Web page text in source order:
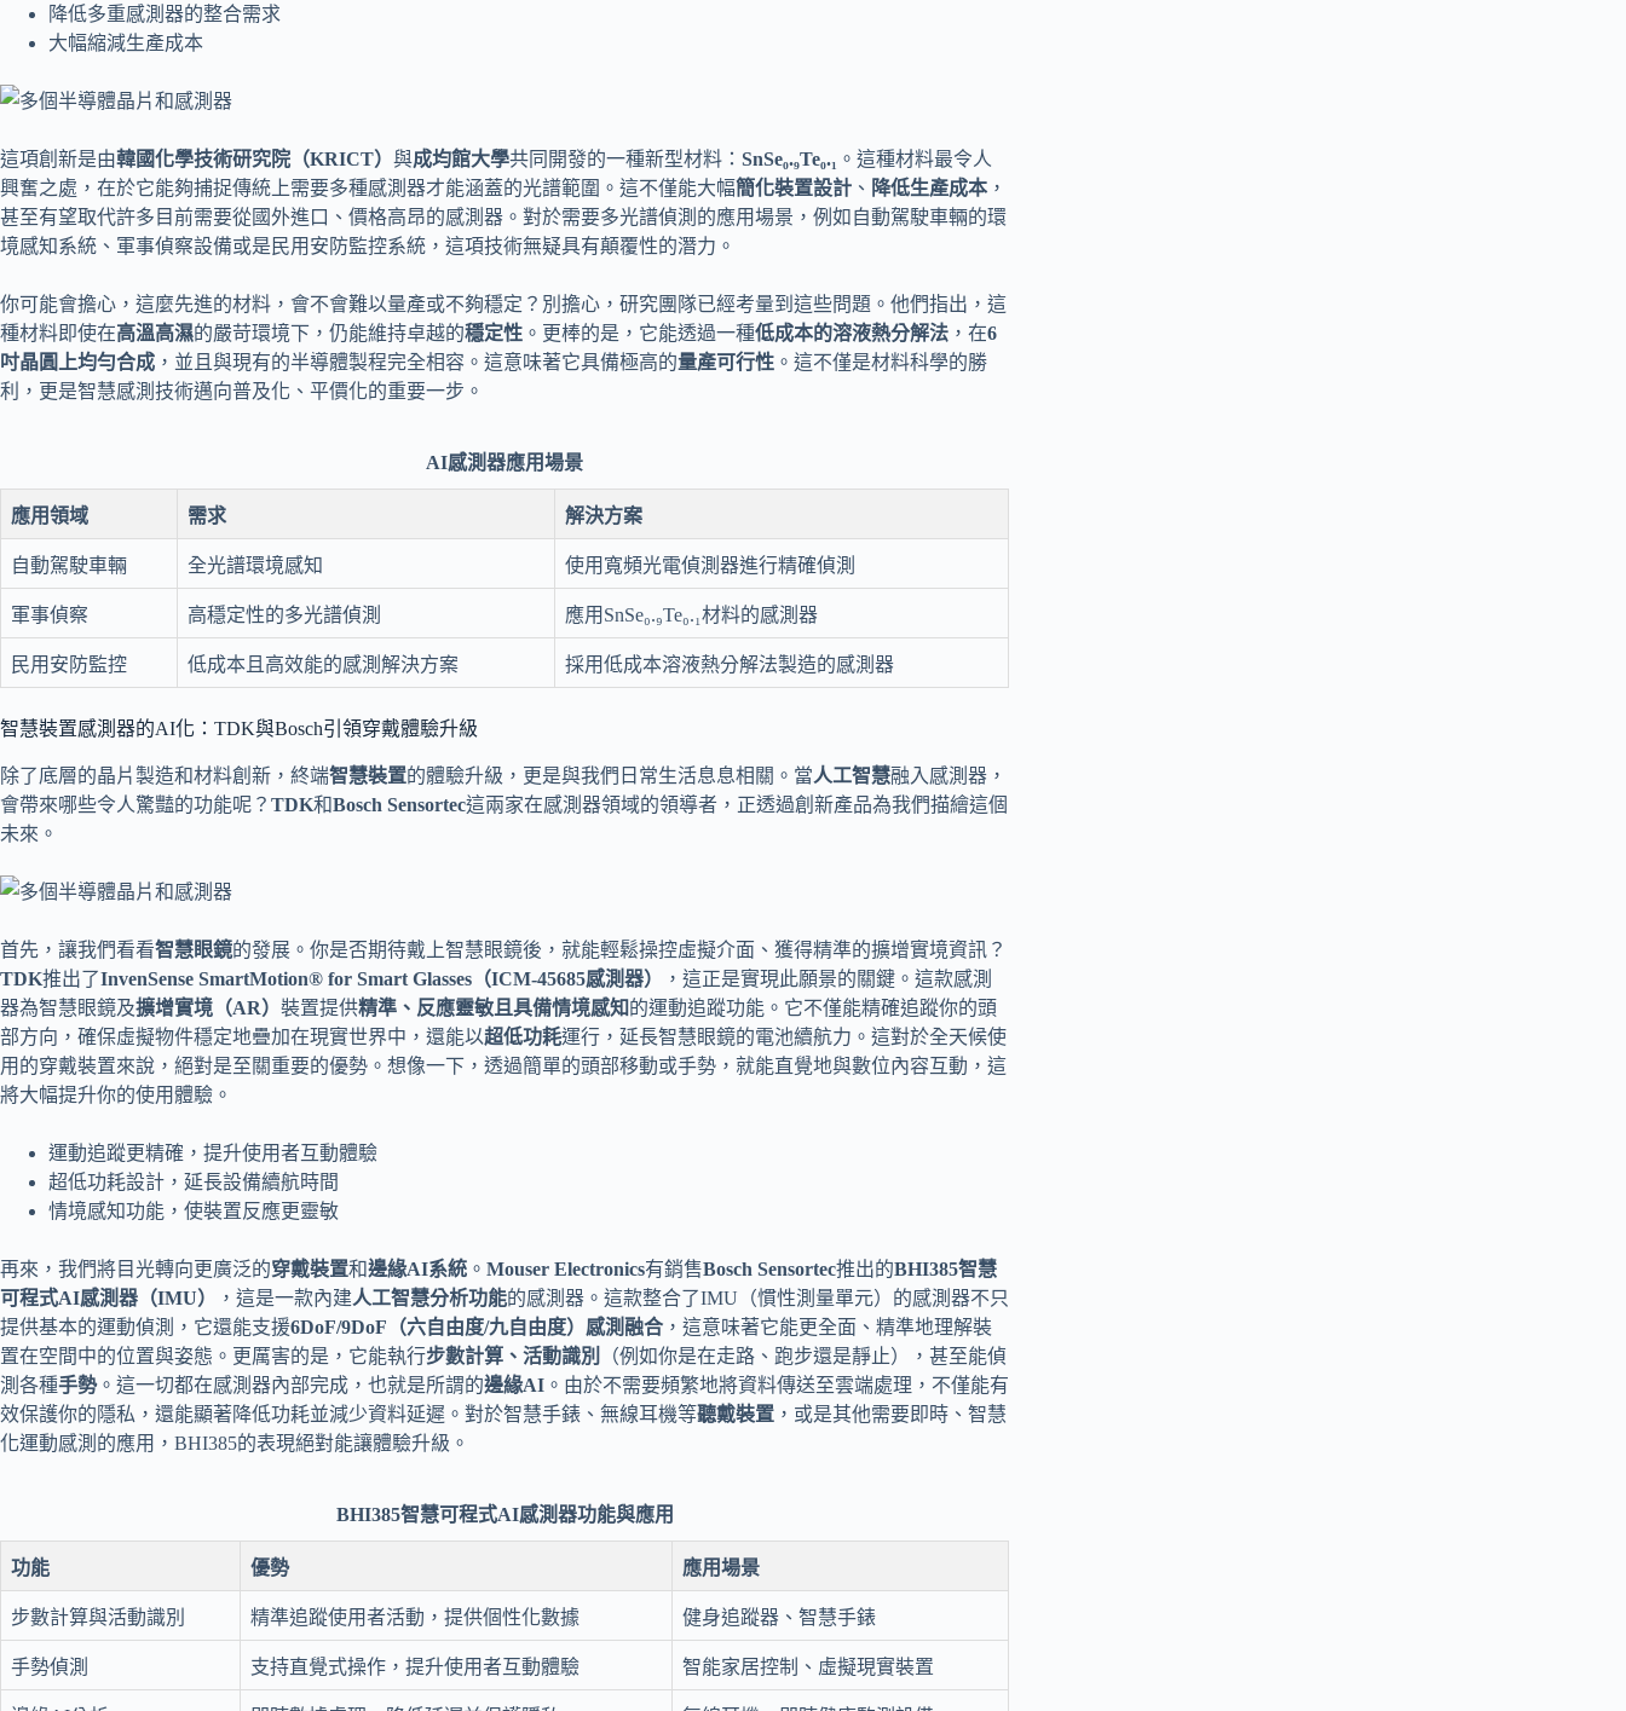
降低多重感測器的整合需求
大幅縮減生產成本
這項創新是由韓國化學技術研究院（KRICT） 與成均館大學共同開發的一種新型材料： SnSe₀.₉Te₀.₁ 。這種材料最令人
興奮之處，在於它能夠捕捉傳統上需要多種感測器才能涵蓋的光譜範圍。這不僅能大幅簡化裝置設計 、 降低生產成本 ，
甚至有望取代許多目前需要從國外進口、價格高昂的感測器。對於需要多光譜偵測的應用場景，例如自動駕駛車輛的環
境感知系統、軍事偵察設備或是民用安防監控系統，這項技術無疑具有顛覆性的潛力。
你可能會擔心，這麼先進的材料，會不會難以量產或不夠穩定？別擔心，研究團隊已經考量到這些問題。他們指出，這
種材料即使在高溫高濕的嚴苛環境下，仍能維持卓越的穩定性 。更棒的是，它能透過一種低成本的溶液熱分解法 ，在6
吋晶圓上均勻合成 ，並且與現有的半導體製程完全相容。這意味著它具備極高的量產可行性 。這不僅是材料科學的勝
利，更是智慧感測技術邁向普及化、平價化的重要一步。
AI感測器應用場景
應用領域 需求 解決方案
自動駕駛車輛 全光譜環境感知 使用寬頻光電偵測器進行精確偵測
軍事偵察 高穩定性的多光譜偵測 應用SnSe₀.₉Te₀.₁材料的感測器
民用安防監控 低成本且高效能的感測解決方案 採用低成本溶液熱分解法製造的感測器
智慧裝置感測器的AI化：TDK與Bosch引領穿戴體驗升級
除了底層的晶片製造和材料創新，終端智慧裝置的體驗升級，更是與我們日常生活息息相關。當人工智慧融入感測器，
會帶來哪些令人驚豔的功能呢？ TDK和Bosch Sensortec這兩家在感測器領域的領導者，正透過創新產品為我們描繪這個
未來。
首先，讓我們看看智慧眼鏡的發展。你是否期待戴上智慧眼鏡後，就能輕鬆操控虛擬介面、獲得精準的擴增實境資訊？
TDK推出了InvenSense SmartMotion® for Smart Glasses（ICM-45685感測器）
，這正是實現此願景的關鍵。這款感測
器為智慧眼鏡及擴增實境（AR） 裝置提供精準、反應靈敏且具備情境感知的運動追蹤功能。它不僅能精確追蹤你的頭
部方向，確保虛擬物件穩定地疊加在現實世界中，還能以超低功耗運行，延長智慧眼鏡的電池續航力。這對於全天候使
用的穿戴裝置來說，絕對是至關重要的優勢。想像一下，透過簡單的頭部移動或手勢，就能直覺地與數位內容互動，這
將大幅提升你的使用體驗。
運動追蹤更精確，提升使用者互動體驗
超低功耗設計，延長設備續航時間
情境感知功能，使裝置反應更靈敏
再來，我們將目光轉向更廣泛的穿戴裝置和邊緣AI系統 。 Mouser Electronics有銷售Bosch Sensortec推出的BHI385智慧
可程式AI感測器（IMU）
，這是一款內建人工智慧分析功能的感測器。這款整合了IMU（慣性測量單元）的感測器不只
提供基本的運動偵測，它還能支援6DoF/9DoF（六自由度/九自由度）感測融合 ，這意味著它能更全面、精準地理解裝
置在空間中的位置與姿態。更厲害的是，它能執行步數計算、活動識別
（例如你是在走路、跑步還是靜止），甚至能偵
測各種手勢。這一切都在感測器內部完成，也就是所謂的邊緣AI 。由於不需要頻繁地將資料傳送至雲端處理，不僅能有
效保護你的隱私，還能顯著降低功耗並減少資料延遲。對於智慧手錶、無線耳機等聽戴裝置 ，或是其他需要即時、智慧
化運動感測的應用，BHI385的表現絕對能讓體驗升級。
BHI385智慧可程式AI感測器功能與應用
功能 優勢 應用場景
步數計算與活動識別 精準追蹤使用者活動，提供個性化數據 健身追蹤器、智慧手錶
手勢偵測 支持直覺式操作，提升使用者互動體驗 智能家居控制、虛擬現實裝置